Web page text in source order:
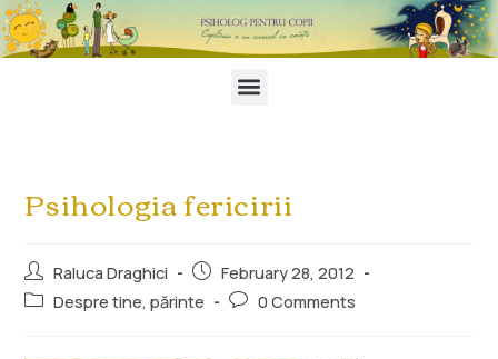
Psihologia fericirii
Raluca Draghici
February 28, 2012
Despre tine, părinte
0 Comments